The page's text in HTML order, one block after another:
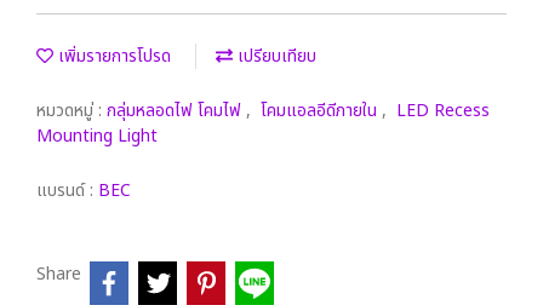
เพิ่มรายการโปรด เปรียบเทียบ
หมวดหมู่ : กลุ่มหลอดไฟ โคมไฟ , โคมแอลอีดีภายใน , LED Recess
Mounting Light
แบรนด์ : BEC
Share